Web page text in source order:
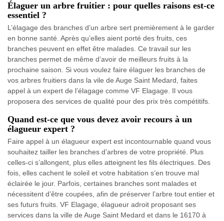
Élaguer un arbre fruitier : pour quelles raisons est-ce
essentiel ?
L’élagage des branches d’un arbre sert premièrement à le garder
en bonne santé. Après qu’elles aient porté des fruits, ces
branches peuvent en effet être malades. Ce travail sur les
branches permet de même d’avoir de meilleurs fruits à la
prochaine saison. Si vous voulez faire élaguer les branches de
vos arbres fruitiers dans la vile de Auge Saint Medard, faites
appel à un expert de l’élagage comme VF Elagage. Il vous
proposera des services de qualité pour des prix très compétitifs.
Quand est-ce que vous devez avoir recours à un
élagueur expert ?
Faire appel à un élagueur expert est incontournable quand vous
souhaitez tailler les branches d’arbres de votre propriété. Plus
celles-ci s’allongent, plus elles atteignent les fils électriques. Des
fois, elles cachent le soleil et votre habitation s’en trouve mal
éclairée le jour. Parfois, certaines branches sont malades et
nécessitent d’être coupées, afin de préserver l’arbre tout entier et
ses futurs fruits. VF Elagage, élagueur adroit proposant ses
services dans la ville de Auge Saint Medard et dans le 16170 à